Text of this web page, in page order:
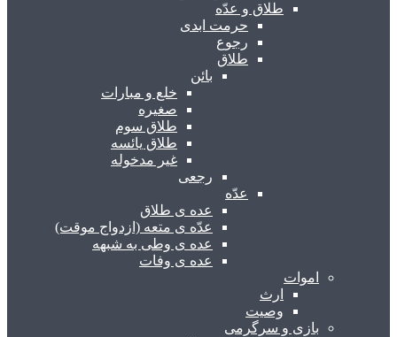
طلاق و عدّه
حرمت ابدی
رجوع
طلاق
بائن
خلع و مبارات
صغیره
طلاق سوم
طلاق یائسه
غیر مدخوله
رجعی
عدّه
عده ی طلاق
عدّه ی متعه (ازدواج موقت)
عده ی وطی به شبهه
عده ی وفات
اموات
ارث
وصیت
بازی و سرگرمی